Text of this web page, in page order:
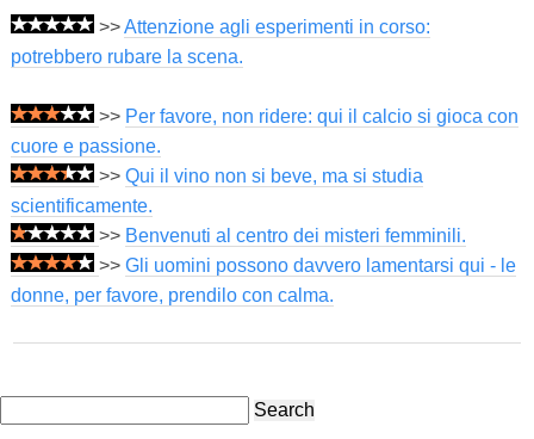
>>Attenzione agli esperimenti in corso:
potrebbero rubare la scena.
>> Per favore, non ridere: qui il calcio si gioca con
cuore e passione.
>> Qui il vino non si beve, ma si studia
scientificamente.
>> Benvenuti al centro dei misteri femminili.
>> Gli uomini possono davvero lamentarsi qui - le
donne, per favore, prendilo con calma.
Search